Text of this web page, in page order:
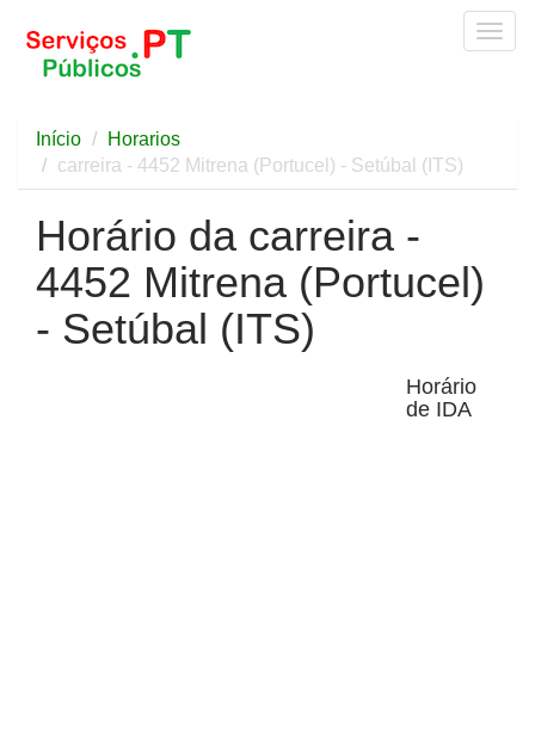
Início
Horarios
carreira - 4452 Mitrena (Portucel) - Setúbal (ITS)
Horário da carreira -
4452 Mitrena (Portucel)
- Setúbal (ITS)
Horário
de IDA